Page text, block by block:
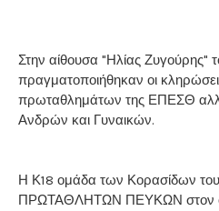
Στην αίθουσα "Ηλίας Ζυγούρης"
πραγματοποιήθηκαν οι
πρωταθλημάτων της ΕΠΕΣΘ
Ανδρών και Γυναικών.
Η Κ18 ομάδα των Κορασίδων
ΠΡΩΤΑΘΛΗΤΩΝ ΠΕΥΚΩΝ στον